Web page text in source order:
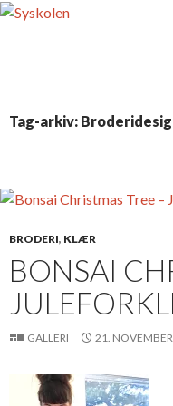
Tag-arkiv:
BRODERI, KLÆR
BONSAI
GALLERI 21.